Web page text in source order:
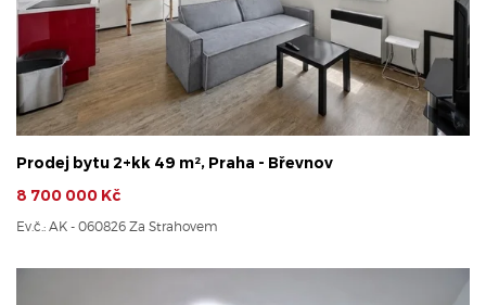
Prodej bytu 2+kk 49 m², Praha - Břevnov
8 700 000 Kč
Ev.č.: AK - 060826 Za Strahovem